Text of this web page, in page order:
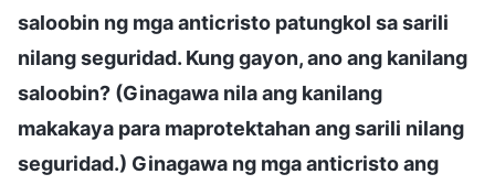
saloobin ng mga anticristo patungkol sa sarili
nilang seguridad. Kung gayon, ano ang kanilang
saloobin? (Ginagawa nila ang kanilang
makakaya para maprotektahan ang sarili nilang
seguridad.) Ginagawa ng mga anticristo ang